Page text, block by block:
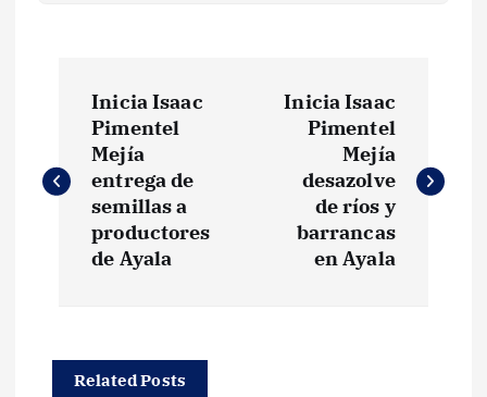
v
a
Inicia Isaac
Pimentel
Mejía
entrega de
semillas a
productores
de Ayala
Inicia Isaac
Pimentel
Mejía
desazolve
de ríos y
barrancas
en Ayala
Related Posts